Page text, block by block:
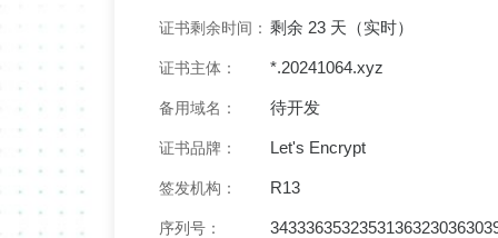
证书剩余时间： 剩余 23 天（实时）
证书主体： *.20241064.xyz
备用域名： 待开发
证书品牌： Let's Encrypt
签发机构： R13
序列号：